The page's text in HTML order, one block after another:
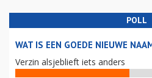
POLL
WAT IS EEN GOEDE NIEUWE
Verzin alsjeblieft iets anders